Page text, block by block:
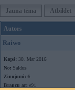
Jauna tēma Atbildēt
Autors
Raiwo
Kopš: 30. Mar 2016
No: Saldus
Ziņojumi: 6
Braucu ar: e91